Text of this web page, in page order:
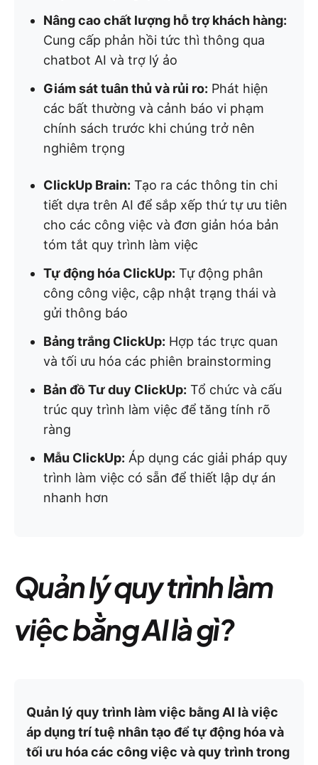
Nâng cao chất lượng hỗ trợ khách hàng:
Cung cấp phản hồi tức thì thông qua
chatbot AI và trợ lý ảo
Giám sát tuân thủ và rủi ro: Phát hiện
các bất thường và cảnh báo vi phạm
chính sách trước khi chúng trở nên
nghiêm trọng
ClickUp Brain: Tạo ra các thông tin chi
tiết dựa trên AI để sắp xếp thứ tự ưu tiên
cho các công việc và đơn giản hóa bản
tóm tắt quy trình làm việc
Tự động hóa ClickUp: Tự động phân
công công việc, cập nhật trạng thái và
gửi thông báo
Bảng trắng ClickUp: Hợp tác trực quan
và tối ưu hóa các phiên brainstorming
Bản đồ Tư duy ClickUp: Tổ chức và cấu
trúc quy trình làm việc để tăng tính rõ
ràng
Mẫu ClickUp: Áp dụng các giải pháp quy
trình làm việc có sẵn để thiết lập dự án
nhanh hơn
Quản lý quy trình làm
việc bằng AI là gì?
Quản lý quy trình làm việc bằng AI là việc
áp dụng trí tuệ nhân tạo để tự động hóa và
tối ưu hóa các công việc và quy trình trong